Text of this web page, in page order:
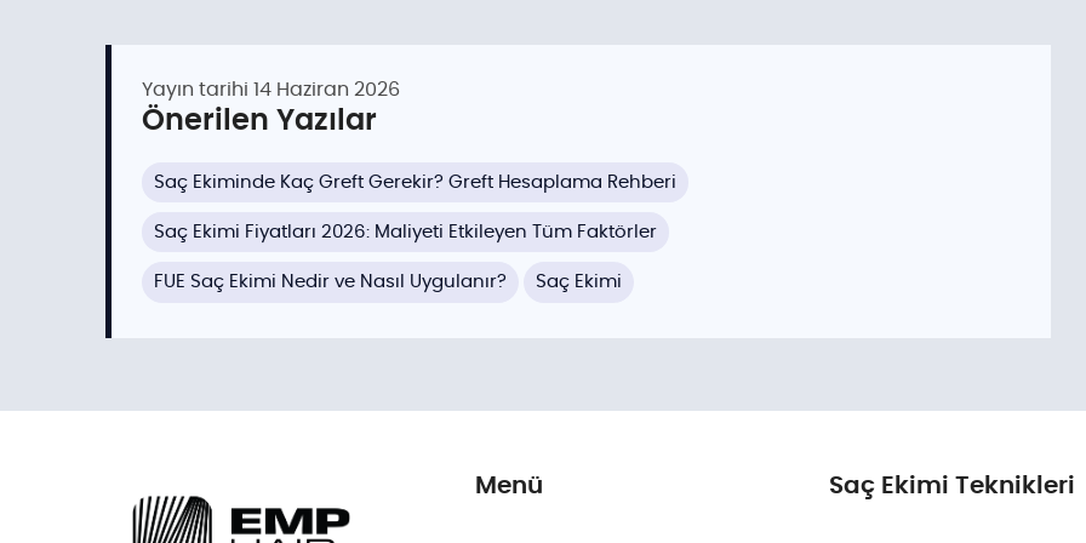
Yayın tarihi 14 Haziran 2026
Önerilen Yazılar
Saç Ekiminde Kaç Greft Gerekir? Greft Hesaplama Rehberi
Saç Ekimi Fiyatları 2026: Maliyeti Etkileyen Tüm Faktörler
FUE Saç Ekimi Nedir ve Nasıl Uygulanır? Saç Ekimi
Menü Saç Ekimi Teknikleri